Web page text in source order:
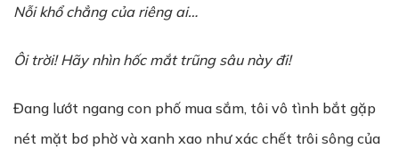
Nỗi khổ chẳng của riêng ai…
Ôi trời! Hãy nhìn hốc mắt trũng sâu này đi!
Đang lướt ngang con phố mua sắm, tôi vô tình bắt gặp
nét mặt bơ phờ và xanh xao như xác chết trôi sông của